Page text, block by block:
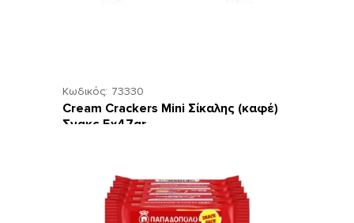
Κωδικός: 73330
Cream Crackers Mini Σίκαλης (καφέ)
Σνακς 5χ47gr